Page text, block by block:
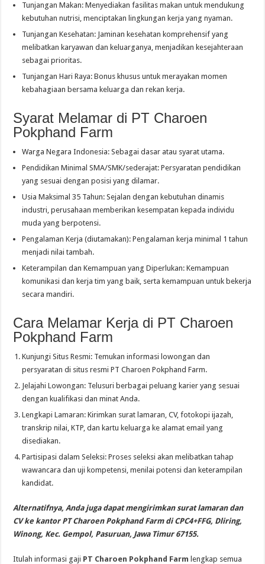
Tunjangan Makan: Menyediakan fasilitas makan untuk mendukung
kebutuhan nutrisi, menciptakan lingkungan kerja yang nyaman.
Tunjangan Kesehatan: Jaminan kesehatan komprehensif yang
melibatkan karyawan dan keluarganya, menjadikan kesejahteraan
sebagai prioritas.
Tunjangan Hari Raya: Bonus khusus untuk merayakan momen
kebahagiaan bersama keluarga dan rekan kerja.
Syarat Melamar di PT Charoen
Pokphand Farm
Warga Negara Indonesia: Sebagai dasar atau syarat utama.
Pendidikan Minimal SMA/SMK/sederajat: Persyaratan pendidikan
yang sesuai dengan posisi yang dilamar.
Usia Maksimal 35 Tahun: Sejalan dengan kebutuhan dinamis
industri, perusahaan memberikan kesempatan kepada individu
muda yang berpotensi.
Pengalaman Kerja (diutamakan): Pengalaman kerja minimal 1 tahun
menjadi nilai tambah.
Keterampilan dan Kemampuan yang Diperlukan: Kemampuan
komunikasi dan kerja tim yang baik, serta kemampuan untuk bekerja
secara mandiri.
Cara Melamar Kerja di PT Charoen
Pokphand Farm
Kunjungi Situs Resmi: Temukan informasi lowongan dan
persyaratan di situs resmi PT Charoen Pokphand Farm.
Jelajahi Lowongan: Telusuri berbagai peluang karier yang sesuai
dengan kualifikasi dan minat Anda.
Lengkapi Lamaran: Kirimkan surat lamaran, CV, fotokopi ijazah,
transkrip nilai, KTP, dan kartu keluarga ke alamat email yang
disediakan.
Partisipasi dalam Seleksi: Proses seleksi akan melibatkan tahap
wawancara dan uji kompetensi, menilai potensi dan keterampilan
kandidat.
Alternatifnya, Anda juga dapat mengirimkan surat lamaran dan
CV ke kantor PT Charoen Pokphand Farm di CPC4+FFG, Dliring,
Winong, Kec. Gempol, Pasuruan, Jawa Timur 67155.
Itulah informasi gaji PT Charoen Pokphand Farm lengkap semua